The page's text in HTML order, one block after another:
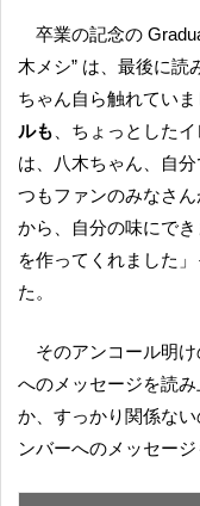
卒業の記念の Graduation Flower Project でもイジられた “八
木メシ” は、最後に読
ちゃん自ら触れていま
ルも 、ちょっとした
は、八木ちゃん、自
つもファンのみなさ
から、自分の味にで
を作ってくれました
た。
そのアンコール明けのお手紙朗読の中で、個別のメンバー
へのメッセージを読
か、すっかり関係な
ンバーへのメッセー